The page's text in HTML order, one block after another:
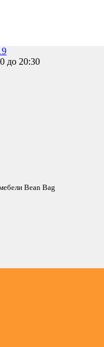
до 20:30
Bean Bag